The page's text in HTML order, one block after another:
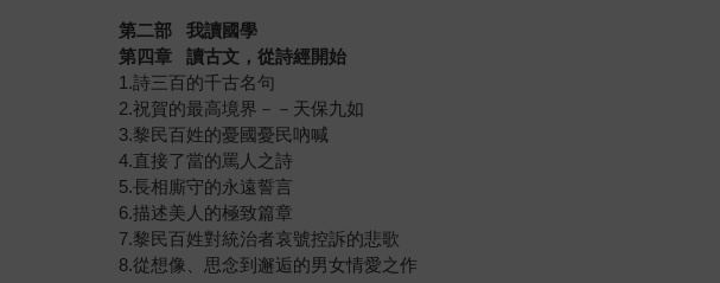
第二部我讀國學
第四章讀古文，從詩經開始
1.詩三百的千古名句
2.祝賀的最高境界－－天保九如
3.黎民百姓的憂國憂民吶喊
4.直接了當的罵人之詩
5.長相廝守的永遠誓言
6.描述美人的極致篇章
7.黎民百姓對統治者哀號控訴的悲歌
8.從想像、思念到邂逅的男女情愛之作